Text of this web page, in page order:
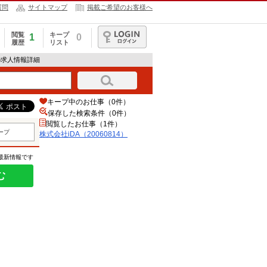
問 サイトマップ 掲載ご希望のお客様へ
閲覧
履歴
1
キープ
リスト
0
ログイン
人情報詳細
プ
新情報です
キープ中のお仕事（0件）
保存した検索条件（0件）
閲覧したお仕事（1件）
株式会社iDA（20060814）